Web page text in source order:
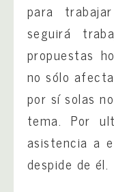
para
seguirá
propuestas
no sólo
por sí solas
tema. Por
asistencia a
despide de él.